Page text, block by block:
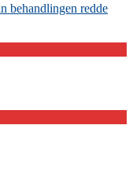
behandlingen redde